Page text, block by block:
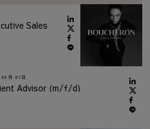
Sales
月 07日
Advisor (m/f/d)